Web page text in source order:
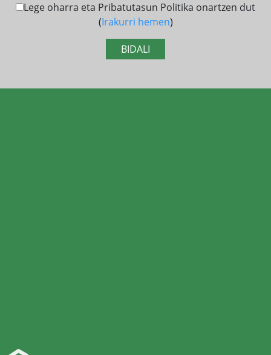
Lege oharra eta Pribatutasun Politika onartzen dut
(Irakurri hemen)
BIDALI